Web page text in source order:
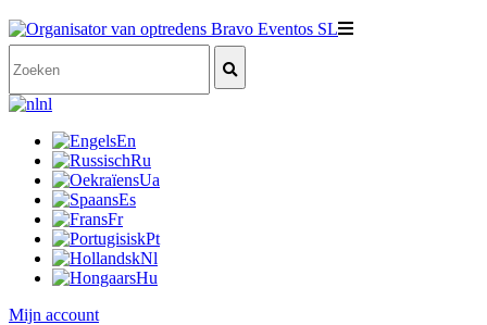
nl
En
Ru
Ua
Es
Fr
Pt
Nl
Hu
Mijn account